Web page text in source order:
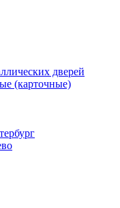
дверей
(карточные)